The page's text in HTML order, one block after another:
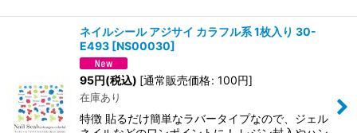
ネイルシール アジサイ カラフル系 1枚入り 30-
E493 [NS00030]
95円(税込) [通常販売価格: 100円]
在庫あり
特徴 貼るだけ簡単なラバータイプなので、ジェル